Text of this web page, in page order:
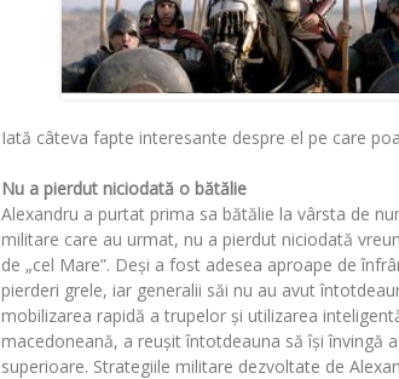
Iată câteva fapte interesante despre el pe care
Nu a pierdut niciodată o bătălie
Alexandru a purtat prima sa bătălie la vârsta de
militare care au urmat, nu a pierdut niciodată
de „cel Mare”. Deși a fost adesea aproape de
pierderi grele, iar generalii săi nu au avut
mobilizarea rapidă a trupelor și utilizarea
macedoneană, a reușit întotdeauna să își învingă
superioare. Strategiile militare dezvoltate de